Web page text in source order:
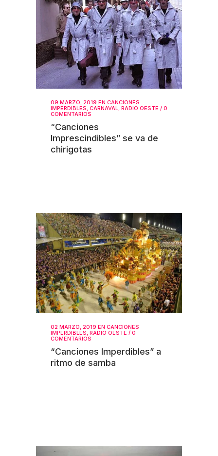
09 MARZO, 2019 EN CANCIONES
IMPERDIBLES, CARNAVAL, RADIO OESTE / 0
COMENTARIOS
“Canciones
Imprescindibles” se va de
chirigotas
02 MARZO, 2019 EN CANCIONES
IMPERDIBLES, RADIO OESTE / 0
COMENTARIOS
“Canciones Imperdibles” a
ritmo de samba